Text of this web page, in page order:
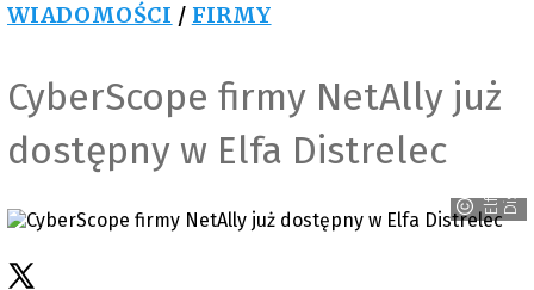
WIADOMOŚCI / FIRMY
CyberScope firmy NetAlly już
dostępny w Elfa Distrelec
E
l
f
a
D
i
s
t
r
e
l
ec